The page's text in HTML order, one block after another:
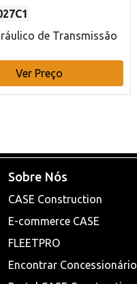
de Transmissão
Ver Preço
Sobre Nós
CASE Construction
E-commerce CASE
FLEETPRO
Encontrar Concessionário